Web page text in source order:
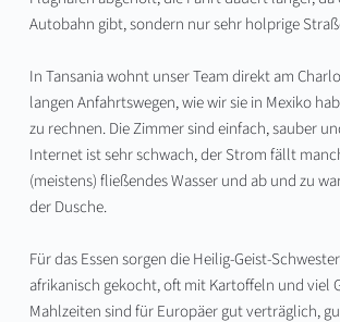
Autobahn gibt, sondern nur sehr holprige
In Tansania wohnt unser Team direkt am
langen Anfahrtswegen, wie wir sie in Mexiko
zu rechnen. Die Zimmer sind einfach, sauber
Internet ist sehr schwach, der Strom fällt
(meistens) fließendes Wasser und ab und zu
der Dusche.
Für das Essen sorgen die Heilig-Geist-
afrikanisch gekocht, oft mit Kartoffeln und viel
Mahlzeiten sind für Europäer gut verträglich,